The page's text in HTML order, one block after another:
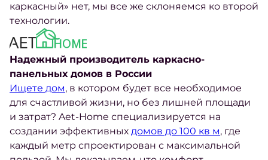
каркасный» нет, мы все же склоняемся ко второй
технологии.
Надежный производитель каркасно-
панельных домов в России
Ищете дом, в котором будет все необходимое
для счастливой жизни, но без лишней площади
и затрат? Aet-Home специализируется на
создании эффективных домов до 100 кв м, где
каждый метр спроектирован с максимальной